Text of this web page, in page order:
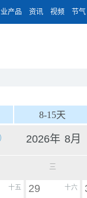
产品 资讯 视频 节气
8-15天
三
十五 十六
29